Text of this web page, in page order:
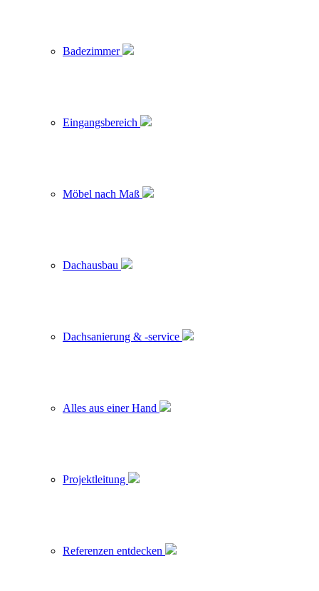
Badezimmer
Eingangsbereich
Möbel nach Maß
Dachausbau
Dachsanierung & -service
Alles aus einer Hand
Projektleitung
Referenzen entdecken